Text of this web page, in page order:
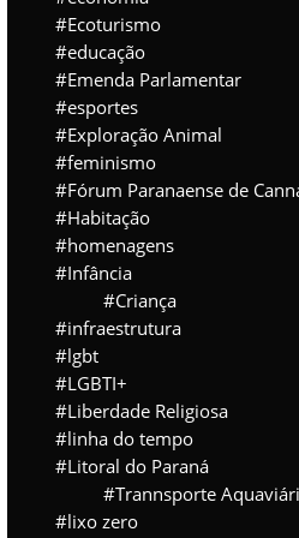
Ecoturismo
educação
Emenda Parlamentar
esportes
Exploração Animal
feminismo
Fórum Paranaense de
Habitação
homenagens
Infância
Criança
infraestrutura
lgbt
LGBTI+
Liberdade Religiosa
linha do tempo
Litoral do Paraná
Trannsporte
lixo zero